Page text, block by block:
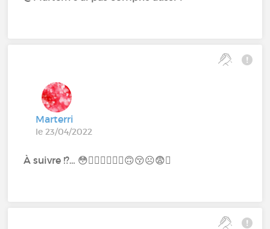
Marterri
le 23/04/2022
À suivre !?… 😳😵‍💫🤨😮‍💨🤭🙃😚☹️😨🤯